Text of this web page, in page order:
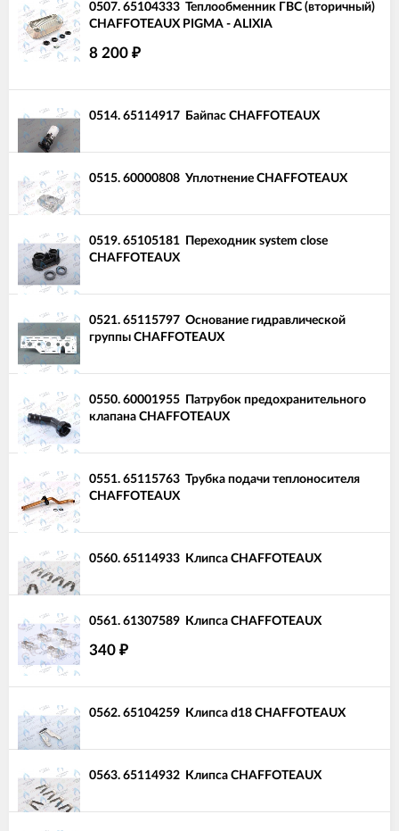
0507. 65104333 Теплообменник ГВС (вторичный)
CHAFFOTEAUX PIGMA - ALIXIA
8 200 ₽
0514. 65114917 Байпас CHAFFOTEAUX
0515. 60000808 Уплотнение CHAFFOTEAUX
0519. 65105181 Переходник system close
CHAFFOTEAUX
0521. 65115797 Основание гидравлической
группы CHAFFOTEAUX
0550. 60001955 Патрубок предохранительного
клапана CHAFFOTEAUX
0551. 65115763 Трубка подачи теплоносителя
CHAFFOTEAUX
0560. 65114933 Клипса CHAFFOTEAUX
0561. 61307589 Клипса CHAFFOTEAUX
340 ₽
0562. 65104259 Клипса d18 CHAFFOTEAUX
0563. 65114932 Клипса CHAFFOTEAUX